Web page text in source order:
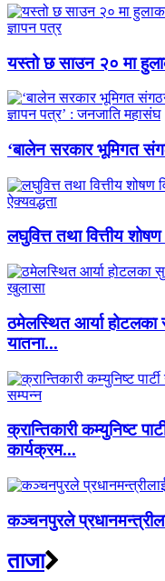
यस्तो छ साउन २० मा
‘बालेन सरकार भूमिगत
लघुवित्त तथा वित्तीय
ठमेलस्थित आर्या होटलका
यातना...
क्रान्तिकारी कम्युनिष्ट
कार्यक्रम...
कञ्चनपुरले
ताजा